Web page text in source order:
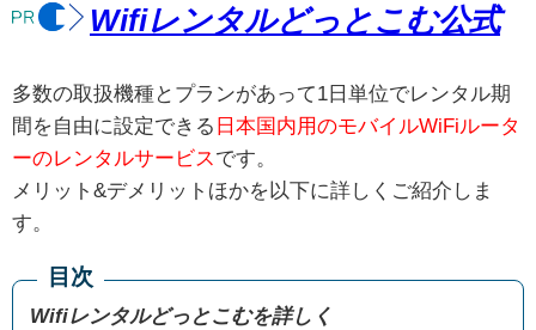
Wifiレンタルどっとこむ公式
多数の取扱機種とプランがあって1日単位でレンタル期
間を自由に設定できる 日本国内用のモバイルWiFiルータ
ーのレンタルサービス です。
メリット&デメリットほかを以下に詳しくご紹介しま
す。
目次
Wifiレンタルどっとこむを詳しく